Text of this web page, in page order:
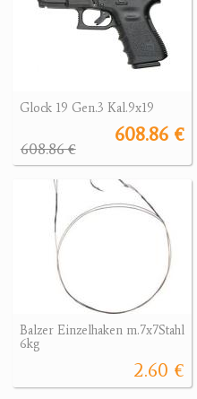
Glock 19 Gen.3 Kal.9x19
608.86 €
608.86 €
Balzer Einzelhaken m.7x7Stahl
6kg
2.60 €